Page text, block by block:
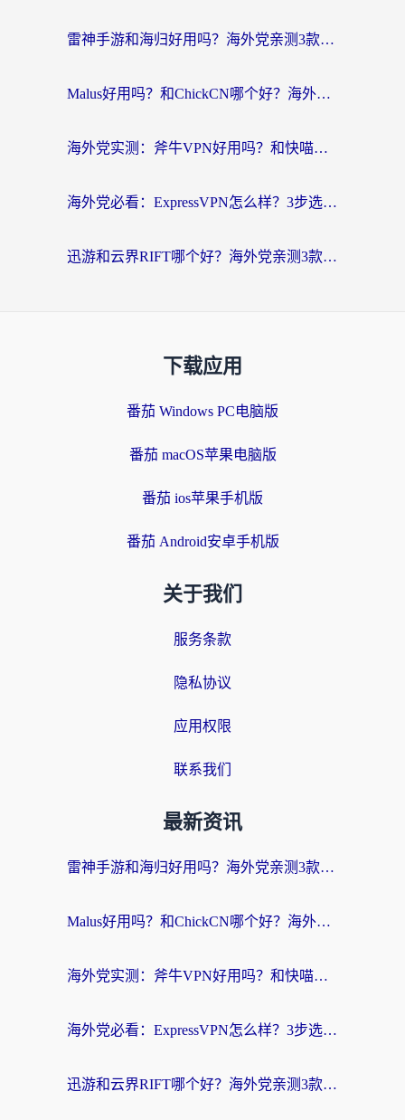
雷神手游和海归好用吗？海外党亲测3款热门回国加速器+番茄加速器深度体验
Malus好用吗？和ChickCN哪个好？海外党亲测：选对回国加速器，追剧游戏不卡顿
海外党实测：斧牛VPN好用吗？和快喵VPN对比哪个回国效果更好？附3款热门加速器深度分析
海外党必看：ExpressVPN怎么样？3步选对回国加速器，无缝刷国内剧玩手游
迅游和云界RIFT哪个好？海外党亲测3款回国加速器，教你无缝刷国内剧玩游戏
下载应用
番茄 Windows PC电脑版
番茄 macOS苹果电脑版
番茄 ios苹果手机版
番茄 Android安卓手机版
关于我们
服务条款
隐私协议
应用权限
联系我们
最新资讯
雷神手游和海归好用吗？海外党亲测3款热门回国加速器+番茄加速器深度体验
Malus好用吗？和ChickCN哪个好？海外党亲测：选对回国加速器，追剧游戏不卡顿
海外党实测：斧牛VPN好用吗？和快喵VPN对比哪个回国效果更好？附3款热门加速器深度分析
海外党必看：ExpressVPN怎么样？3步选对回国加速器，无缝刷国内剧玩手游
迅游和云界RIFT哪个好？海外党亲测3款回国加速器，教你无缝刷国内剧玩游戏